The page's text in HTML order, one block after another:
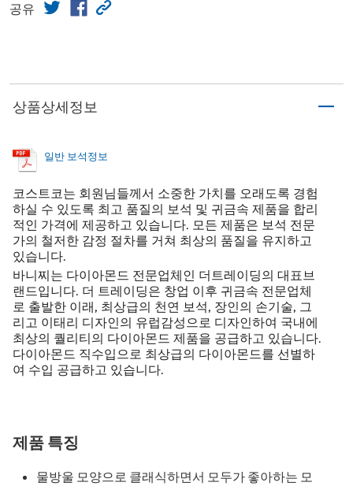
공유
상품상세정보
일반 보석정보
코스트코는 회원님들께서 소중한 가치를 오래도록 경험
하실 수 있도록 최고 품질의 보석 및 귀금속 제품을 합리
적인 가격에 제공하고 있습니다. 모든 제품은 보석 전문
가의 철저한 감정 절차를 거쳐 최상의 품질을 유지하고
있습니다.
바니찌는 다이아몬드 전문업체인 더트레이딩의 대표브
랜드입니다. 더 트레이딩은 창업 이후 귀금속 전문업체
로 출발한 이래, 최상급의 천연 보석, 장인의 손기술, 그
리고 이태리 디자인의 유럽감성으로 디자인하여 국내에
최상의 퀄리티의 다이아몬드 제품을 공급하고 있습니다.
다이아몬드 직수입으로 최상급의 다이아몬드를 선별하
여 수입 공급하고 있습니다.
제품 특징
물방울 모양으로 클래식하면서 모두가 좋아하는 모